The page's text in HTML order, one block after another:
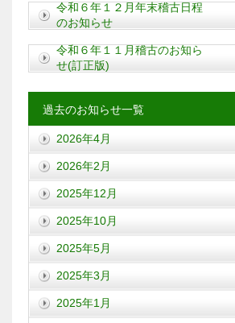
令和６年１２月年末稽古日程
のお知らせ
令和６年１１月稽古のお知ら
せ(訂正版)
過去のお知らせ一覧
2026年4月
2026年2月
2025年12月
2025年10月
2025年5月
2025年3月
2025年1月